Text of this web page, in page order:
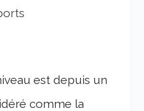
est depuis un
comme la